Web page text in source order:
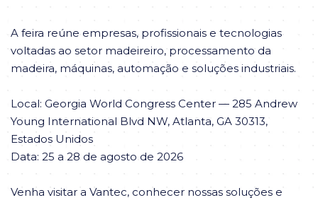
A feira reúne empresas, profissionais e tecnologias
voltadas ao setor madeireiro, processamento da
madeira, máquinas, automação e soluções industriais.
Local: Georgia World Congress Center — 285 Andrew
Young International Blvd NW, Atlanta, GA 30313,
Estados Unidos
Data: 25 a 28 de agosto de 2026
Venha visitar a Vantec, conhecer nossas soluções e